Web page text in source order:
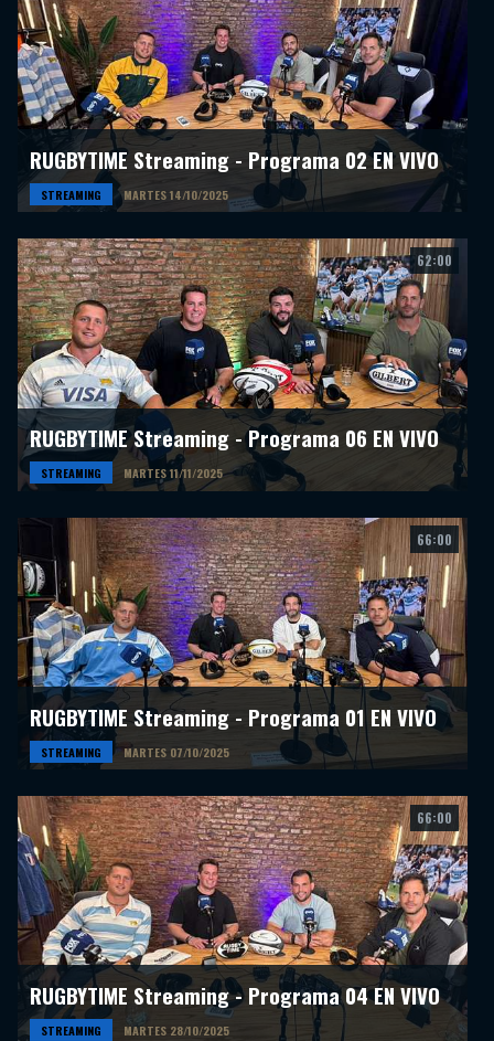
RUGBYTIME Streaming - Programa 02 EN VIVO
STREAMING MARTES 14/10/2025
62:00
RUGBYTIME Streaming - Programa 06 EN VIVO
STREAMING MARTES 11/11/2025
66:00
RUGBYTIME Streaming - Programa 01 EN VIVO
STREAMING MARTES 07/10/2025
66:00
RUGBYTIME Streaming - Programa 04 EN VIVO
STREAMING MARTES 28/10/2025